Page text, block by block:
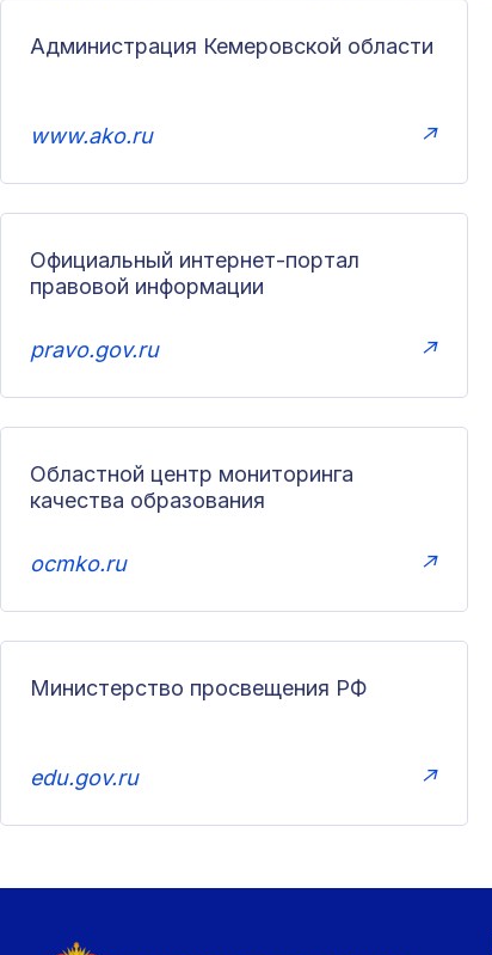
Администрация Кемеровской области
www.ako.ru ↗
Официальный интернет-портал
правовой информации
pravo.gov.ru ↗
Областной центр мониторинга
качества образования
ocmko.ru ↗
Министерство просвещения РФ
edu.gov.ru ↗